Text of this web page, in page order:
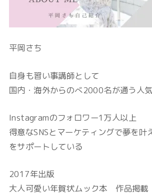
平岡さち
自身も習い事講師として
国内・海外からのべ2000名が通う人
Instagramのフォロワー1万人以上
得意なSNSとマーケティングで夢を叶
をサポートしている
2017年出版
大人可愛い年賀状ムック本 作品掲載